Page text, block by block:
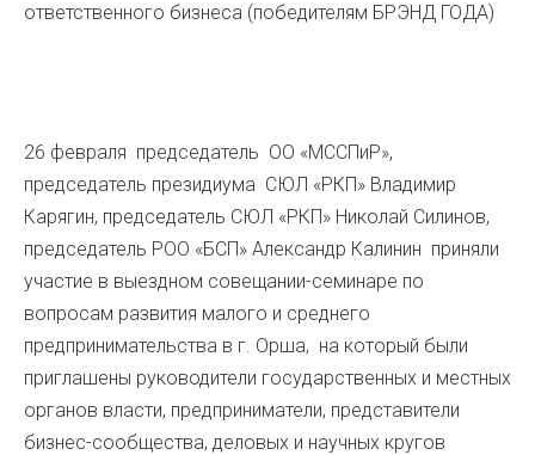
ответственного бизнеса (победителям БРЭНД ГОДА)
26 февраля председатель ОО «МССПиР»,
председатель президиума СЮЛ «РКП» Владимир
Карягин, председатель СЮЛ «РКП» Николай Силинов,
председатель РОО «БСП» Александр Калинин приняли
участие в выездном совещании-семинаре по
вопросам развития малого и среднего
предпринимательства в г. Орша, на который были
приглашены руководители государственных и местных
органов власти, предприниматели, представители
бизнес-сообщества, деловых и научных кругов